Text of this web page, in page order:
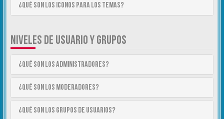
¿Qué son los iconos para los temas?
NIVELES DE USUARIO Y GRUPOS
¿Qué son los Administradores?
¿Qué son los Moderadores?
¿Qué son los Grupos de Usuarios?